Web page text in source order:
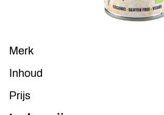
Merk
Inhoud
Prijs